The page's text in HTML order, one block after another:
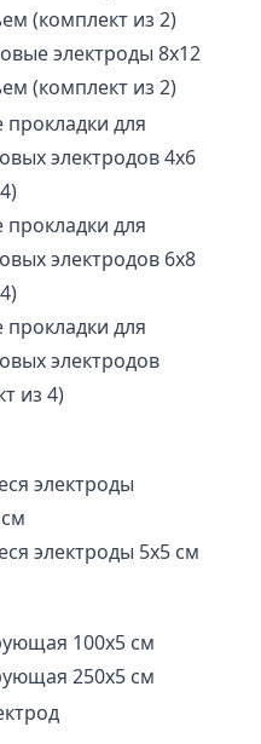
(комплект из 2)
электроды 8х12
(комплект из 2)
для
электродов 4х6
для
электродов 6х8
для
электродов
из 4)
электроды
электроды 5х5 см
100х5 см
250х5 см